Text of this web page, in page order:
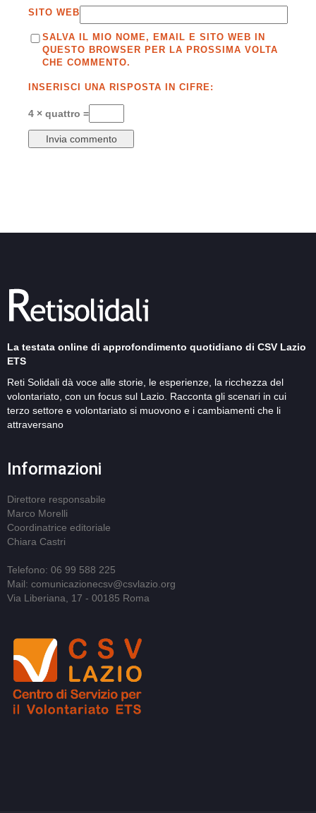
SITO WEB
SALVA IL MIO NOME, EMAIL E SITO WEB IN
QUESTO BROWSER PER LA PROSSIMA VOLTA
CHE COMMENTO.
INSERISCI UNA RISPOSTA IN CIFRE:
4 × quattro =
La testata online di approfondimento quotidiano di CSV Lazio
ETS
Reti Solidali dà voce alle storie, le esperienze, la ricchezza del
volontariato, con un focus sul Lazio. Racconta gli scenari in cui
terzo settore e volontariato si muovono e i cambiamenti che li
attraversano
Informazioni
Direttore responsabile
Marco Morelli
Coordinatrice editoriale
Chiara Castri
Telefono: 06 99 588 225
Mail: comunicazionecsv@csvlazio.org
Via Liberiana, 17 - 00185 Roma